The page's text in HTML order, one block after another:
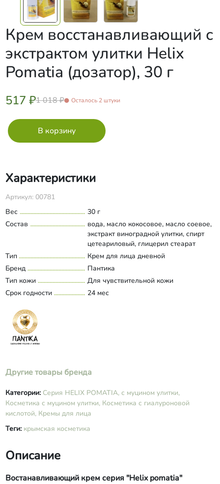
Крем восстанавливающий с
экстрактом улитки Helix
Pomatia (дозатор), 30 г
517 ₽1 018 ₽ Осталось 2 штуки
Характеристики
Артикул: 00781
Вес
30 г
Состав
вода, масло кокосовое, масло соевое,
экстракт виноградной улитки, спирт
цетеариловый, глицерил стеарат
(органический), цетил пальмитат ,
глицерин (растительный), ПЭГ-40
гидрогенизированное касторовое
масло (из касторового масла),
ксантановая камедь, фруктовые
Развернуть состав
Тип
Крем для лица дневной
Бренд
Пантика
Тип кожи
Для чувствительной кожи
Срок годности
24 мес
Другие товары бренда
Категории: Серия HELIX POMATIA, с муцином улитки,
Косметика с муцином улитки, Косметика с гиалуроновой
кислотой, Кремы для лица
Теги: крымская косметика
Описание
Востанавливающий крем серия "Helix pomatia"